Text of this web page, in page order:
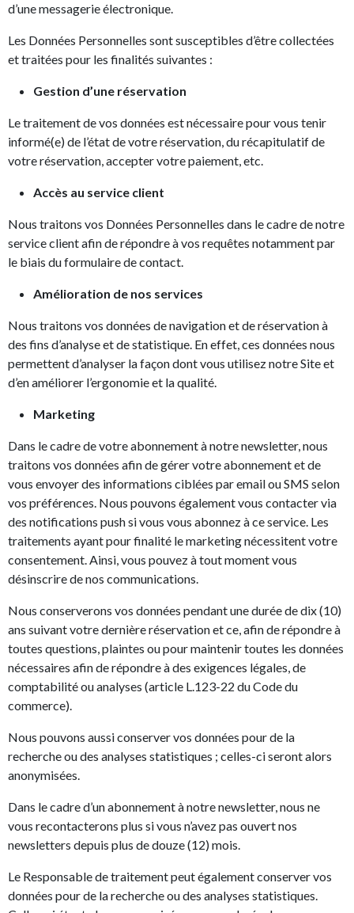
d’une messagerie électronique.
Les Données Personnelles sont susceptibles d’être collectées
et traitées pour les finalités suivantes :
Gestion d’une réservation
Le traitement de vos données est nécessaire pour vous tenir
informé(e) de l’état de votre réservation, du récapitulatif de
votre réservation, accepter votre paiement, etc.
Accès au service client
Nous traitons vos Données Personnelles dans le cadre de notre
service client afin de répondre à vos requêtes notamment par
le biais du formulaire de contact.
Amélioration de nos services
Nous traitons vos données de navigation et de réservation à
des fins d’analyse et de statistique. En effet, ces données nous
permettent d’analyser la façon dont vous utilisez notre Site et
d’en améliorer l’ergonomie et la qualité.
Marketing
Dans le cadre de votre abonnement à notre newsletter, nous
traitons vos données afin de gérer votre abonnement et de
vous envoyer des informations ciblées par email ou SMS selon
vos préférences. Nous pouvons également vous contacter via
des notifications push si vous vous abonnez à ce service. Les
traitements ayant pour finalité le marketing nécessitent votre
consentement. Ainsi, vous pouvez à tout moment vous
désinscrire de nos communications.
Nous conserverons vos données pendant une durée de dix (10)
ans suivant votre dernière réservation et ce, afin de répondre à
toutes questions, plaintes ou pour maintenir toutes les données
nécessaires afin de répondre à des exigences légales, de
comptabilité ou analyses (article L.123-22 du Code du
commerce).
Nous pouvons aussi conserver vos données pour de la
recherche ou des analyses statistiques ; celles-ci seront alors
anonymisées.
Dans le cadre d’un abonnement à notre newsletter, nous ne
vous recontacterons plus si vous n’avez pas ouvert nos
newsletters depuis plus de douze (12) mois.
Le Responsable de traitement peut également conserver vos
données pour de la recherche ou des analyses statistiques.